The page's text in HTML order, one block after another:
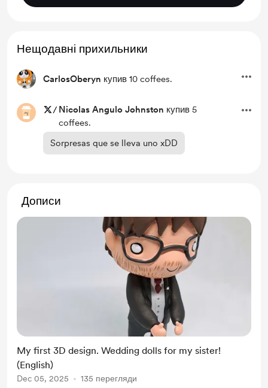
Нещодавні прихильники
CarlosOberyn купив 10 coffees.
/ Nicolas Angulo Johnston купив 5
coffees.
Sorpresas que se lleva uno xDD
Дописи
My first 3D design. Wedding dolls for my sister!
(English)
Dec 05, 2025 135 перегляди